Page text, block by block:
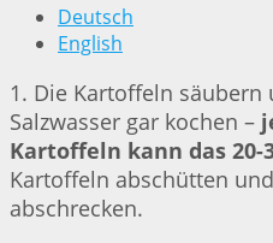
Deutsch
English
1. Die Kartoffeln
Salzwasser gar kochen –
Kartoffeln kann das
Kartoffeln abschütten
abschrecken.